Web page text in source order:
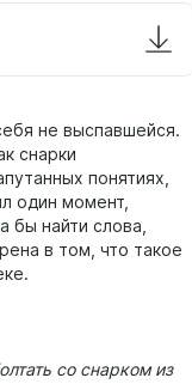
не выспавшейся.
снарки
понятиях,
один момент,
бы найти слова,
в том, что такое
со снарком из